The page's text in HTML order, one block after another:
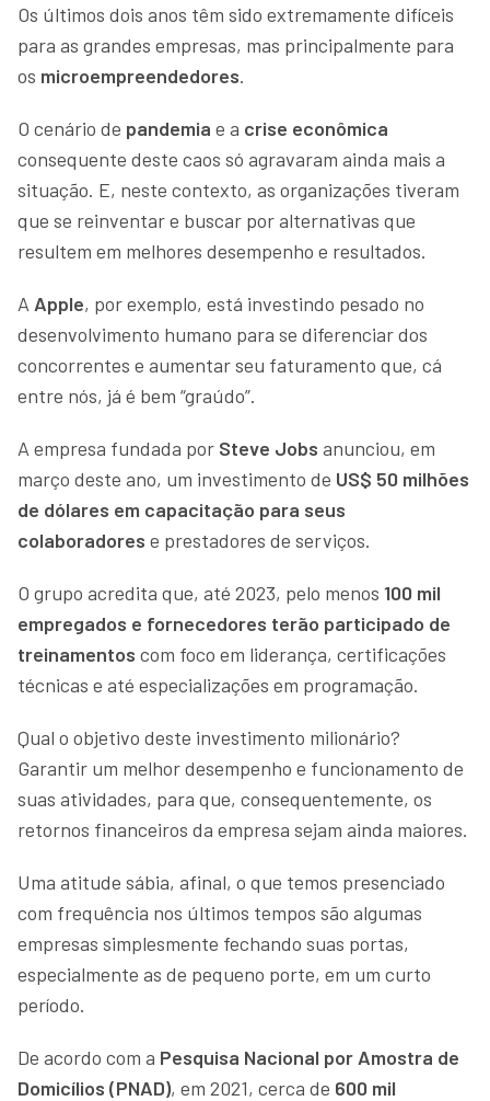
Os últimos dois anos têm sido extremamente difíceis
para as grandes empresas, mas principalmente para
os microempreendedores.
O cenário de pandemia e a crise econômica
consequente deste caos só agravaram ainda mais a
situação. E, neste contexto, as organizações tiveram
que se reinventar e buscar por alternativas que
resultem em melhores desempenho e resultados.
A Apple, por exemplo, está investindo pesado no
desenvolvimento humano para se diferenciar dos
concorrentes e aumentar seu faturamento que, cá
entre nós, já é bem “graúdo”.
A empresa fundada por Steve Jobs anunciou, em
março deste ano, um investimento de US$ 50 milhões
de dólares em capacitação para seus
colaboradores e prestadores de serviços.
O grupo acredita que, até 2023, pelo menos 100 mil
empregados e fornecedores terão participado de
treinamentos com foco em liderança, certificações
técnicas e até especializações em programação.
Qual o objetivo deste investimento milionário?
Garantir um melhor desempenho e funcionamento de
suas atividades, para que, consequentemente, os
retornos financeiros da empresa sejam ainda maiores.
Uma atitude sábia, afinal, o que temos presenciado
com frequência nos últimos tempos são algumas
empresas simplesmente fechando suas portas,
especialmente as de pequeno porte, em um curto
período.
De acordo com a Pesquisa Nacional por Amostra de
Domicílios (PNAD), em 2021, cerca de 600 mil